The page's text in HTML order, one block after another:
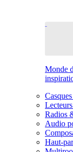
Monde
Radios
Audio
Haut-